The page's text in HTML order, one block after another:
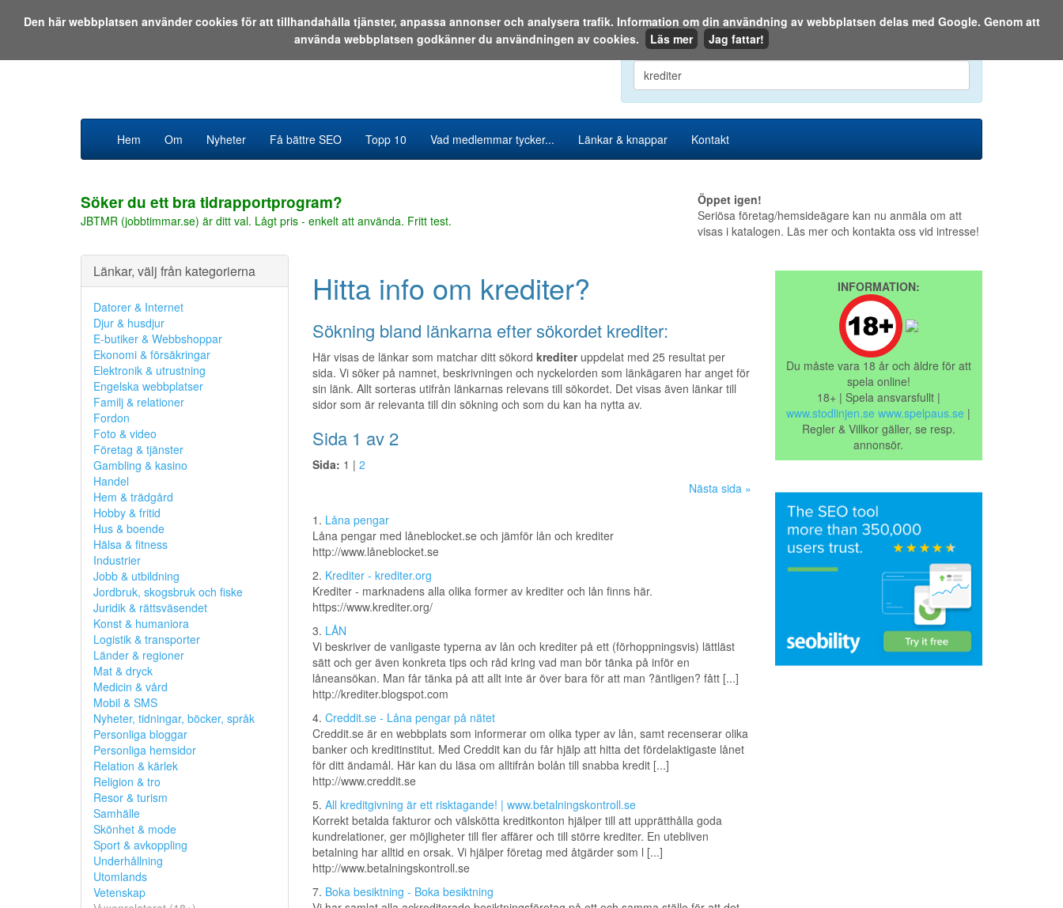
Den 8 augusti 2026
Sök i katalogen eller på webben:
Hem Om Nyheter Få bättre SEO Topp 10 Vad medlemmar tycker... Länkar & knappar Kontakt
Söker du ett bra tidrapportprogram?
JBTMR (jobbtimmar.se) är ditt val. Lågt pris - enkelt att använda. Fritt test.
Öppet igen!
Seriösa företag/hemsideägare kan nu anmäla om att
visas i katalogen. Läs mer och kontakta oss vid intresse!
Länkar, välj från kategorierna
Datorer & Internet
Djur & husdjur
E-butiker & Webbshoppar
Ekonomi & försäkringar
Elektronik & utrustning
Engelska webbplatser
Familj & relationer
Fordon
Foto & video
Företag & tjänster
Gambling & kasino
Handel
Hem & trädgård
Hobby & fritid
Hus & boende
Hälsa & fitness
Industrier
Jobb & utbildning
Jordbruk, skogsbruk och fiske
Juridik & rättsväsendet
Konst & humaniora
Logistik & transporter
Länder & regioner
Mat & dryck
Medicin & vård
Mobil & SMS
Nyheter, tidningar, böcker, språk
Personliga bloggar
Personliga hemsidor
Relation & kärlek
Religion & tro
Resor & turism
Samhälle
Skönhet & mode
Sport & avkoppling
Underhållning
Utomlands
Vetenskap
Hitta info om krediter?
Sökning bland länkarna efter sökordet krediter:
Här visas de länkar som matchar ditt sökord krediteruppdelat med 25 resultat per
sida. Vi söker på namnet, beskrivningen och nyckelorden som länkägaren har anget för
sin länk. Allt sorteras utifrån länkarnas relevans till sökordet. Det visas även länkar till
sidor som är relevanta till din sökning och som du kan ha nytta av.
Sida 1 av 2
Sida: 1 | 2
Nästa sida »
1. Låna pengar
Låna pengar med låneblocket.se och jämför lån och krediter
http://www.låneblocket.se
2. Krediter - krediter.org
Krediter - marknadens alla olika former av krediter och lån finns här.
https://www.krediter.org/
3. LÅN
Vi beskriver de vanligaste typerna av lån och krediter på ett (förhoppningsvis) lättläst
sätt och ger även konkreta tips och råd kring vad man bör tänka på inför en
låneansökan. Man får tänka på att allt inte är över bara för att man ?äntligen? fått [...]
http://krediter.blogspot.com
4. Creddit.se - Låna pengar på nätet
Creddit.se är en webbplats som informerar om olika typer av lån, samt recenserar olika
banker och kreditinstitut. Med Creddit kan du får hjälp att hitta det fördelaktigaste lånet
för ditt ändamål. Här kan du läsa om alltifrån bolån till snabba kredit [...]
http://www.creddit.se
5. All kreditgivning är ett risktagande! | www.betalningskontroll.se
Korrekt betalda fakturor och välskötta kreditkonton hjälper till att upprätthålla goda
kundrelationer, ger möjligheter till fler affärer och till större krediter. En utebliven
betalning har alltid en orsak. Vi hjälper företag med åtgärder som l [...]
http://www.betalningskontroll.se
7. Boka besiktning - Boka besiktning
INFORMATION:
Du måste vara 18 år och äldre för att
spela online!
18+ | Spela ansvarsfullt |
www.stodlinjen.se www.spelpaus.se |
Regler & Villkor gäller, se resp.
annonsör.
Den här webbplatsen använder cookies för att tillhandahålla tjänster, anpassa annonser och analysera trafik. Information om din användning av webbplatsen delas med Google. Genom att
använda webbplatsen godkänner du användningen av cookies.
Läs mer Jag fattar!